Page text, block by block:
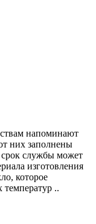
напоминают
них заполнены
службы может
изготовления
которое
температур ..